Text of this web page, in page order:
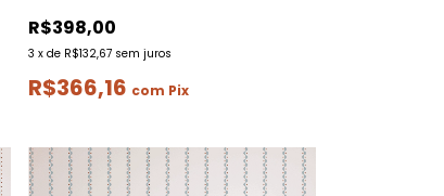
R$398,00
3 x de R$132,67 sem juros
R$366,16 com Pix